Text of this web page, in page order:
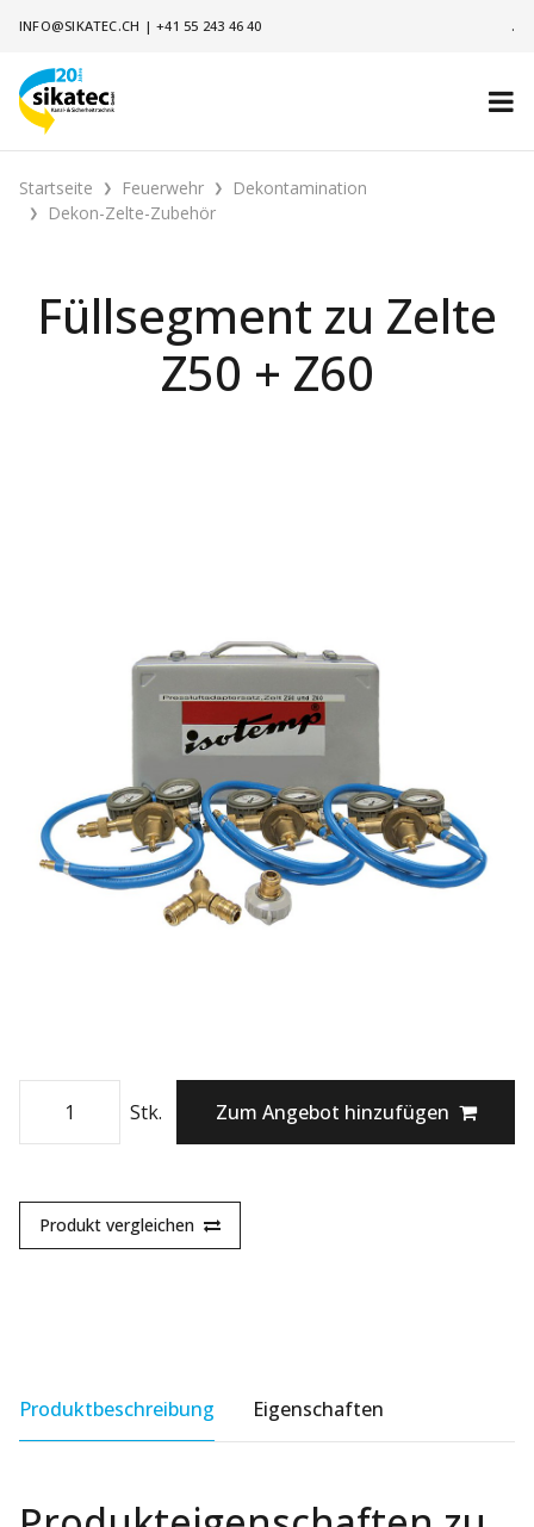
INFO@SIKATEC.CH |+41 55 243 46 40 .
Startseite Feuerwehr
Dekontamination
Dekon-Zelte-Zubehör
Füllsegment zu Zelte
Z50 + Z60
Stk. Zum Angebot hinzufügen
Produkt vergleichen
Produktbeschreibung Eigenschaften